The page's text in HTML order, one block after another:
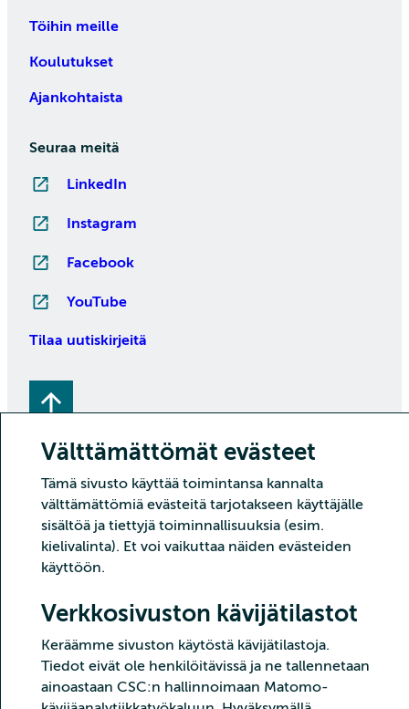
Välttämättömät evästeet
Tämä sivusto käyttää toimintansa kannalta
välttämättömiä evästeitä tarjotakseen käyttäjälle
sisältöä ja tiettyjä toiminnallisuuksia (esim.
kielivalinta). Et voi vaikuttaa näiden evästeiden
käyttöön.
Verkkosivuston kävijätilastot
Keräämme sivuston käytöstä kävijätilastoja.
Tiedot eivät ole henkilöitävissä ja ne tallennetaan
ainoastaan CSC:n hallinnoimaan Matomo-
Töihin meille
Koulutukset
Ajankohtaista
Seuraa meitä
LinkedIn
Instagram
Facebook
YouTube
Tilaa uutiskirjeitä
Copyright CSC – Tieteen tietotekniikan keskus Oy
Tietoturva